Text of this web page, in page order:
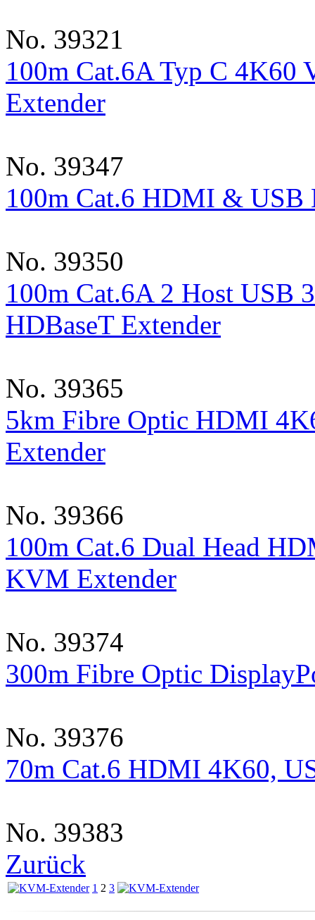
No. 39321
100m Cat.6A Typ C 4K60
Extender
No. 39347
100m Cat.6 HDMI & USB
No. 39350
100m Cat.6A 2 Host USB
HDBaseT Extender
No. 39365
5km Fibre Optic HDMI
Extender
No. 39366
100m Cat.6 Dual Head
KVM Extender
No. 39374
300m Fibre Optic
No. 39376
70m Cat.6 HDMI 4K60,
No. 39383
Zurück
1 2 3